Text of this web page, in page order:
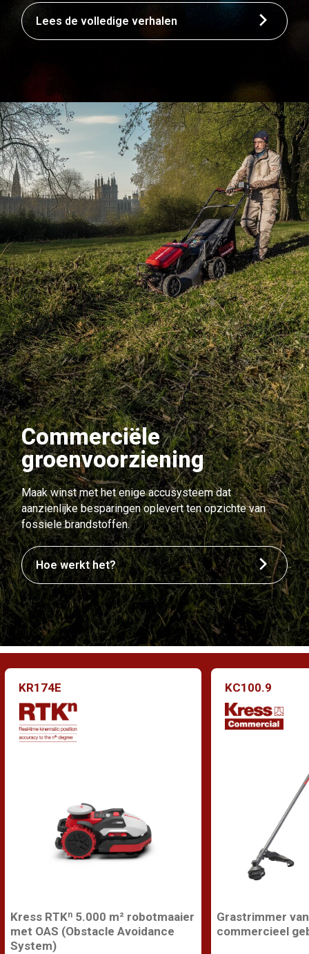
Lees de volledige verhalen
Commerciële
groenvoorziening
Maak winst met het enige accusysteem dat
aanzienlijke besparingen oplevert ten opzichte van
fossiele brandstoffen.
Hoe werkt het?
KR174E
Kress RTKⁿ 5.000 m² robotmaaier
met OAS (Obstacle Avoidance
System)
KC100.9
Grastrimmer
commercieel